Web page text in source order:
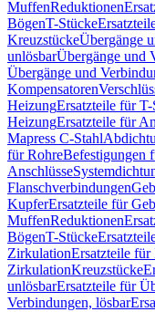
MuffenReduktionen
BögenT-Stücke
KreuzstückeÜbergänge
unlösbarÜbergänge und
Übergänge und
Kompensatoren
HeizungErsatzteile für
HeizungErsatzteile für
Mapress C-Stahl
für RohreBefestigungen
Anschlüsse
Flanschverbindungen
KupferErsatzteile für
MuffenReduktionen
BögenT-Stücke
ZirkulationErsatzteile für
ZirkulationKreuzstücke
unlösbarErsatzteile für
Verbindungen, lösbar